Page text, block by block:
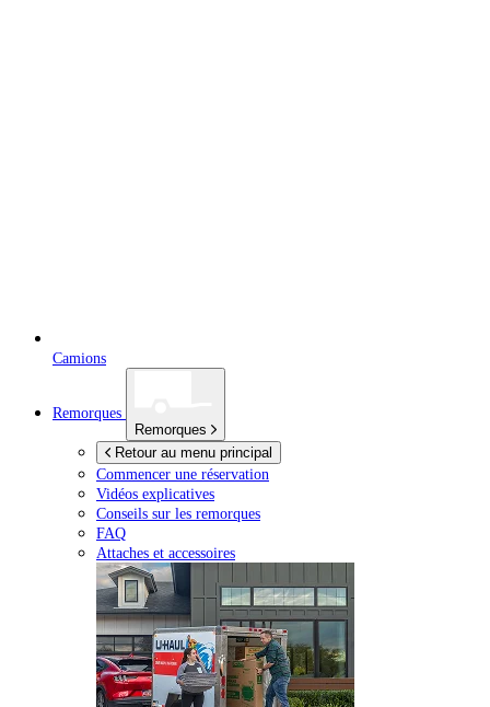
Camions
Remorques
Remorques
Retour au menu principal
Commencer une réservation
Vidéos explicatives
Conseils sur les remorques
FAQ
Attaches et accessoires